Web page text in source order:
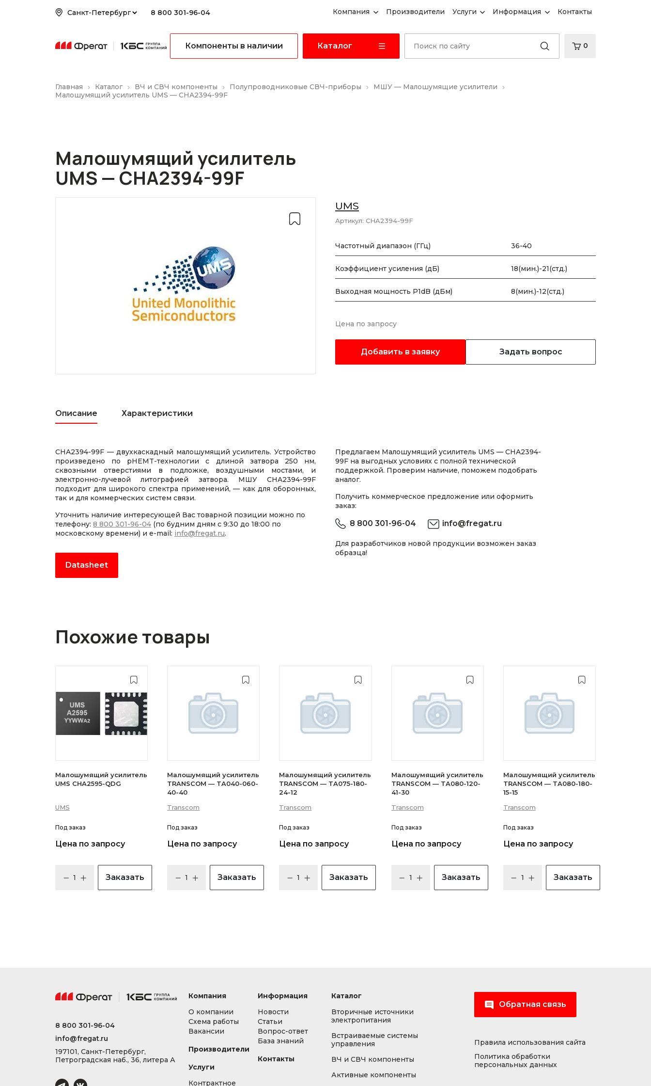
8 800 301-96-04 Компания Производители Услуги Информация Контакты
Компоненты в наличии Каталог 0
Главная Каталог ВЧ и СВЧ компоненты Полупроводниковые СВЧ-приборы
МШУ — Малошумящие усилители
Малошумящий усилитель UMS — CHA2394-99F
Малошумящий усилитель
UMS — CHA2394-99F
UMS
Артикул: CHA2394-99F
Частотный диапазон (ГГц) 36-40
Коэффициент усиления (дБ) 18(мин.)-21(стд.)
Выходная мощность P1dB (дБм) 8(мин.)-12(стд.)
Цена по запросу
Добавить в заявку Задать вопрос
Описание Характеристики
CHA2394-99F — двухкаскадный малошумящий усилитель. Устройство
произведено по pHEMT-технологии с длиной затвора 250 нм,
сквозными отверстиями в подложке, воздушными мостами, и
электронно-лучевой литографией затвора. МШУ CHA2394-99F
подходит для широкого спектра применений, — как для оборонных,
так и для коммерческих систем связи.
Уточнить наличие интересующей Вас товарной позиции можно по
телефону: 8 800 301-96-04 (по будним дням с 9:30 до 18:00 по
московскому времени) и e-mail: info@fregat.ru.
Datasheet
Предлагаем Малошумящий усилитель UMS — CHA2394-
99F на выгодных условиях с полной технической
поддержкой. Проверим наличие, поможем подобрать
аналог.
Получить коммерческое предложение или оформить
заказ:
8 800 301-96-04 info@fregat.ru
Для разработчиков новой продукции возможен заказ
образца!
Похожие товары
Малошумящий усилитель
UMS CHA2595-QDG
UMS
Под заказ
Цена по запросу
Заказать
Малошумящий усилитель
TRANSCOM — TA040-060-
40-40
Transcom
Под заказ
Цена по запросу
Заказать
Малошумящий усилитель
TRANSCOM — TA075-180-
24-12
Transcom
Под заказ
Цена по запросу
Заказать
Малошумящий усилитель
TRANSCOM — TA080-120-
41-30
Transcom
Под заказ
Цена по запросу
Заказать
Малошумящий усилитель
TRANSCOM — TA080-180-
15-15
Transcom
Под заказ
Цена по запросу
Заказать
8 800 301-96-04
info@fregat.ru
197101, Санкт-Петербург,
Петроградская наб., 36, литера А
Компания
О компании
Схема работы
Вакансии
Производители
Услуги
Контрактное
Информация
Новости
Статьи
Вопрос-ответ
База знаний
Контакты
Каталог
Вторичные источники
электропитания
Встраиваемые системы
управления
ВЧ и СВЧ компоненты
Активные компоненты
Обратная связь
Правила использования сайта
Политика обработки
персональных данных